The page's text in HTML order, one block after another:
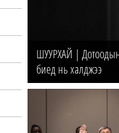
ШУУРХАЙ |
биед нь халджээ